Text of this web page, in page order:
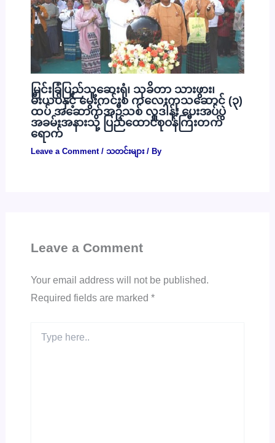
မြင်းခြံပြည်သူ့ဆေးရုံ၊ သုခိတာ သားဖွား၊
မီးယပ်နှင့် မွေးကင်းစ ကလေးကုသဆောင် (၃)
ထပ် အဆောက်အဦသစ် လှူဒါန်း ပေးအပ်ပွဲ
အခမ်းအနားသို့ ပြည်ထောင်စုဝန်ကြီးတက်
ရောက်
Leave a Comment / သတင်းများ/ By
Leave a Comment
Your email address will not be published.
Required fields are marked *
here..